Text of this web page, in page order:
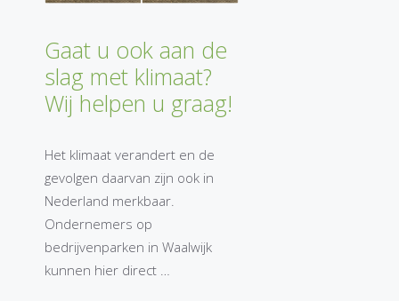
Gaat u ook aan de
slag met klimaat?
Wij helpen u graag!
Het klimaat verandert en de
gevolgen daarvan zijn ook in
Nederland merkbaar.
Ondernemers op
bedrijvenparken in Waalwijk
kunnen hier direct …